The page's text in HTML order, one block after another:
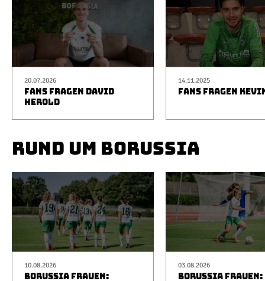
20.07.2026
FANS FRAGEN DAVID
HEROLD
14.11.2025
FANS FRAGEN
RUND UM BORUSSIA
10.08.2026
BORUSSIA FRAUEN:
03.08.2026
BORUSSIA FRAUEN: